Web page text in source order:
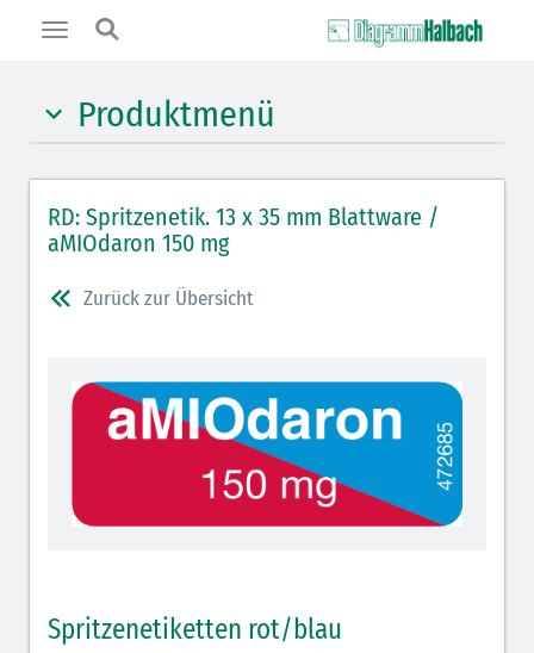
Toggle
Produktmenü
Benzodiazepine (orange)
Benzodiazepin-Antagonisten (orange schraffiert)
Muskelrelaxantien (rot weißer Kopfbalken)
Opiate/Opioide (hellblau)
Opioid-Antagonisten (hellblau schraffiert)
Lokalanästhetika (grau)
schraffiert)
RD: Spritzenetik. 13 x 35 mm Blattware /
aMIOdaron 150 mg
Zurück zur Übersicht
Spritzenetiketten rot/blau